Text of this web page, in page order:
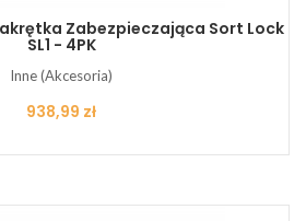
Zabezpieczająca Sort Lock
SL1 - 4PK
Inne (Akcesoria)
Cena
938,99 zł